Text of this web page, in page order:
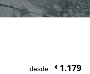
desde €1.179